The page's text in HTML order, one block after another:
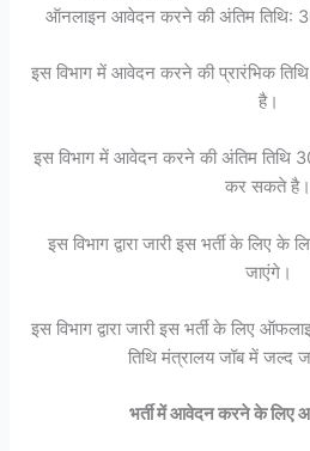
ऑनलाइन आवेदन करने की अंतिम
इस विभाग में आवेदन करने की प्रारंभिक
है।
इस विभाग में आवेदन करने की अंतिम
कर सकते है।
इस विभाग द्वारा जारी इस भर्ती के लिए के
जाएंगे।
इस विभाग द्वारा जारी इस भर्ती के लिए
तिथि मंत्रालय जॉब में जल्द
भर्ती में आवेदन करने के लिए